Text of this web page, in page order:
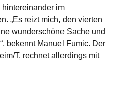
hintereinander im
„Es reizt mich, den vierten
wunderschöne Sache und
bekennt Manuel Fumic. Der
T. rechnet allerdings mit